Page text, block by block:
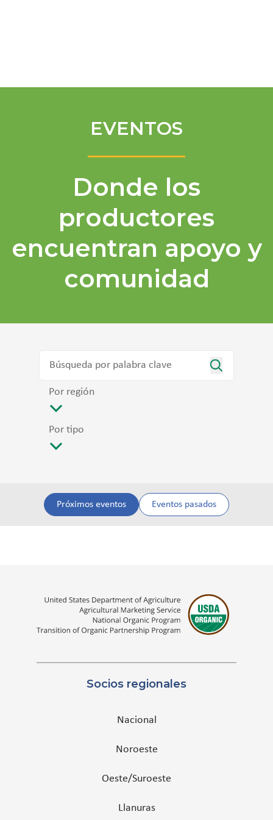
EVENTOS
Donde los
productores
encuentran apoyo y
comunidad
Por región
Por tipo
Próximos eventos Eventos pasados
Socios regionales
Nacional
Noroeste
Oeste/Suroeste
Llanuras